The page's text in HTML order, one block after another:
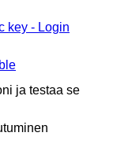
key - Login
ja testaa se